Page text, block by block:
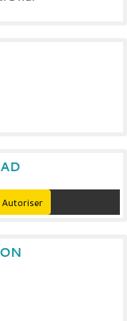
Autoriser